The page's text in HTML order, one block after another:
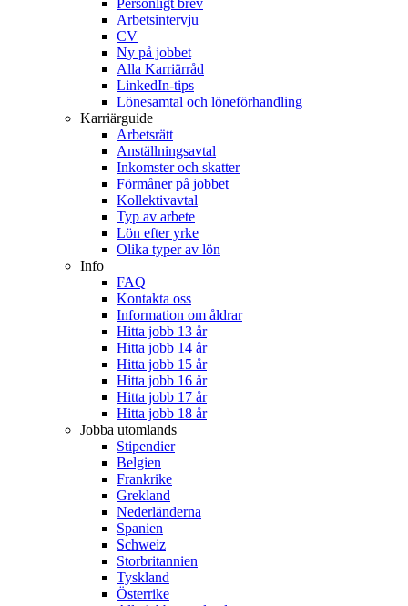
Personligt brev
Arbetsintervju
CV
Ny på jobbet
Alla Karriärråd
LinkedIn-tips
Lönesamtal och löneförhandling
Karriärguide
Arbetsrätt
Anställningsavtal
Inkomster och skatter
Förmåner på jobbet
Kollektivavtal
Typ av arbete
Lön efter yrke
Olika typer av lön
Info
FAQ
Kontakta oss
Information om åldrar
Hitta jobb 13 år
Hitta jobb 14 år
Hitta jobb 15 år
Hitta jobb 16 år
Hitta jobb 17 år
Hitta jobb 18 år
Jobba utomlands
Stipendier
Belgien
Frankrike
Grekland
Nederländerna
Spanien
Schweiz
Storbritannien
Tyskland
Österrike